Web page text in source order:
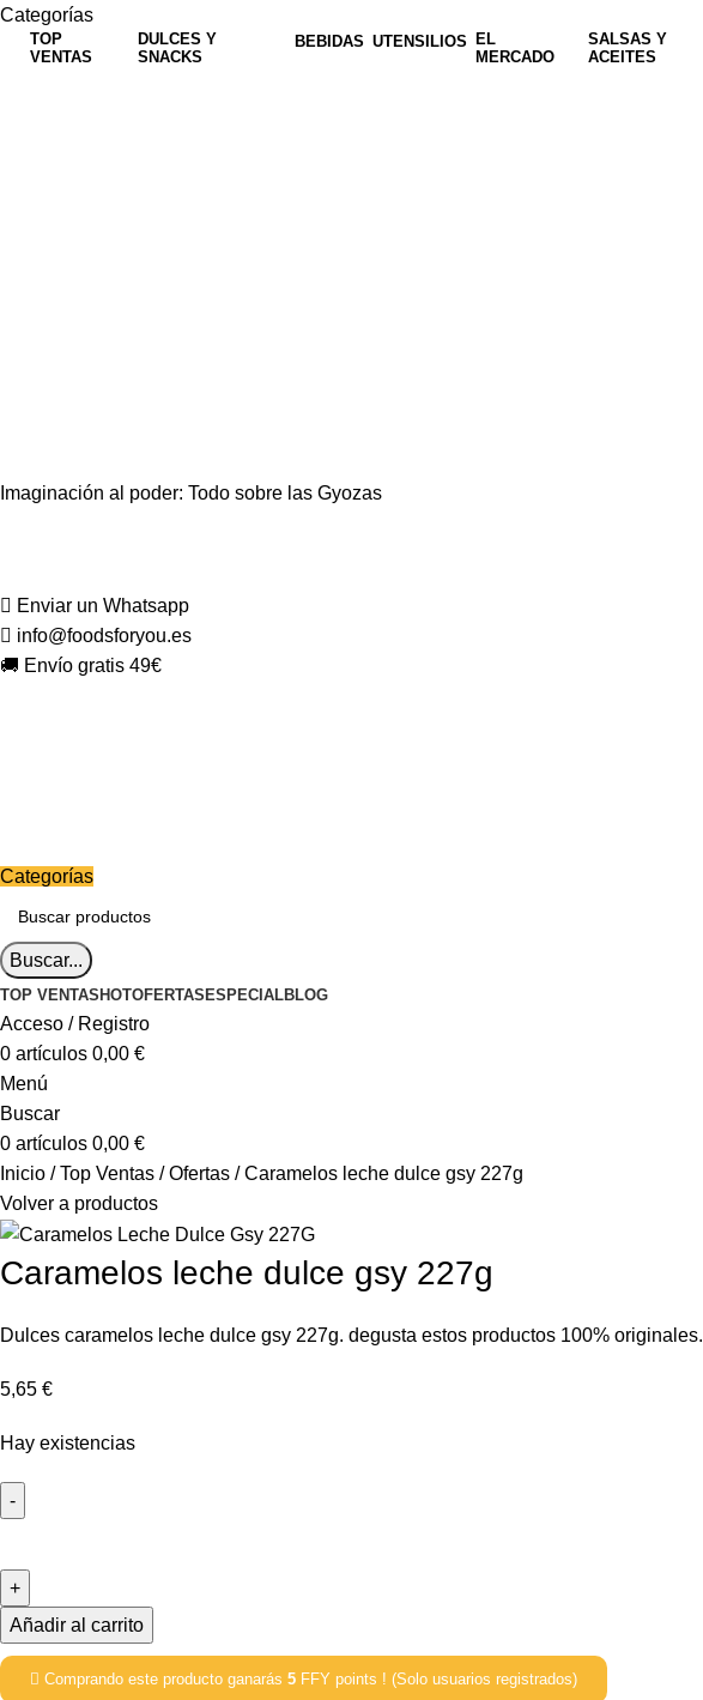
Categorías
TOP
VENTAS
DULCES Y
SNACKS
BEBIDAS UTENSILIOS
EL
MERCADO
SALSAS Y
ACEITES
Imaginación al poder: Todo sobre las Gyozas
Enviar un Whatsapp
info@foodsforyou.es
🚚 Envío gratis 49€
Categorías
Buscar...
TOP VENTAS HOTOFERTAS ESPECIALBLOG
Acceso / Registro
0 artículos 0,00 €
Menú
Buscar
0 artículos 0,00 €
Inicio
Top Ventas Ofertas
Caramelos leche dulce gsy 227g
Volver a productos
Caramelos leche dulce gsy 227g
Dulces caramelos leche dulce gsy 227g. degusta estos productos 100% originales.
5,65 €
Hay existencias
Añadir al carrito
Comprando este producto ganarás 5 FFY points ! (Solo usuarios registrados)